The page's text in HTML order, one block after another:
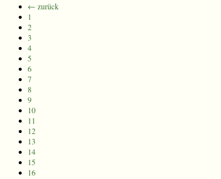
← zurück
1
2
3
4
5
6
7
8
9
10
11
12
13
14
15
16